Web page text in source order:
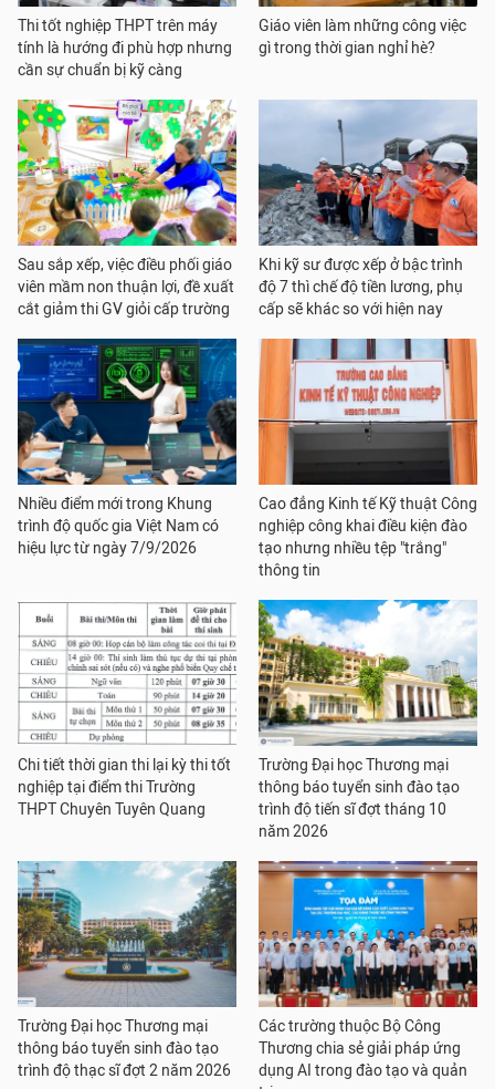
Thi tốt nghiệp THPT trên máy
tính là hướng đi phù hợp nhưng
cần sự chuẩn bị kỹ càng
Giáo viên làm những công việc
gì trong thời gian nghỉ hè?
Sau sắp xếp, việc điều phối giáo
viên mầm non thuận lợi, đề xuất
cắt giảm thi GV giỏi cấp trường
Khi kỹ sư được xếp ở bậc trình
độ 7 thì chế độ tiền lương, phụ
cấp sẽ khác so với hiện nay
Nhiều điểm mới trong Khung
trình độ quốc gia Việt Nam có
hiệu lực từ ngày 7/9/2026
Cao đẳng Kinh tế Kỹ thuật Công
nghiệp công khai điều kiện đào
tạo nhưng nhiều tệp "trắng"
thông tin
Chi tiết thời gian thi lại kỳ thi tốt
nghiệp tại điểm thi Trường
THPT Chuyên Tuyên Quang
Trường Đại học Thương mại
thông báo tuyển sinh đào tạo
trình độ tiến sĩ đợt tháng 10
năm 2026
Trường Đại học Thương mại
thông báo tuyển sinh đào tạo
trình độ thạc sĩ đợt 2 năm 2026
Các trường thuộc Bộ Công
Thương chia sẻ giải pháp ứng
dụng AI trong đào tạo và quản